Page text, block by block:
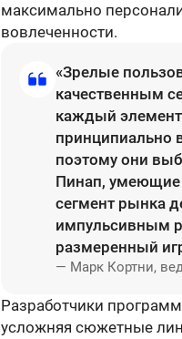
максимально
вовлеченности.
«Зрелые
качественным
каждый элемент
принципиально
поэтому они
Пинап, умеющие
сегмент рынка
импульсивным
размеренный
— Марк Кортни,
Разработчики
усложняя сюжетные